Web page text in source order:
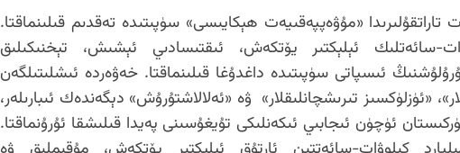
«مۇۋەپپەقىيەت ھېكايىسى» سۈپىتىدە تەقدىم قىلىنماقتا.
كىلوۋات-سائەتلىك ئېلېكتىر يۆتكەش، ئىقتىسادىي ئېشىش، تېخنىكىلىق
ئىسپاتى سۈپىتىدە داغدۇغا قىلىنماقتا. خەۋەردە ئىشلىتىلگەن
«ئۈزلۈكسىز تىرىشچانلىقلار» ۋە «ئەلالاشتۇرۇش» دېگەندەك ئىبارىلەر،
ئۈچۈن ئىجابىي ئىكەنلىكى تۇيغۇسىنى پەيدا قىلىشقا ئۇرۇنماقتا.